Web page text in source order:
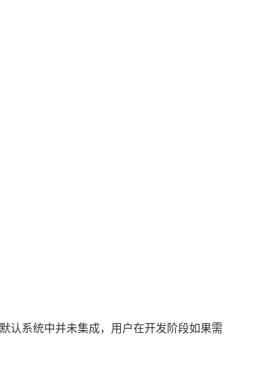
认系统中并未集成，用户在开发阶段如果需